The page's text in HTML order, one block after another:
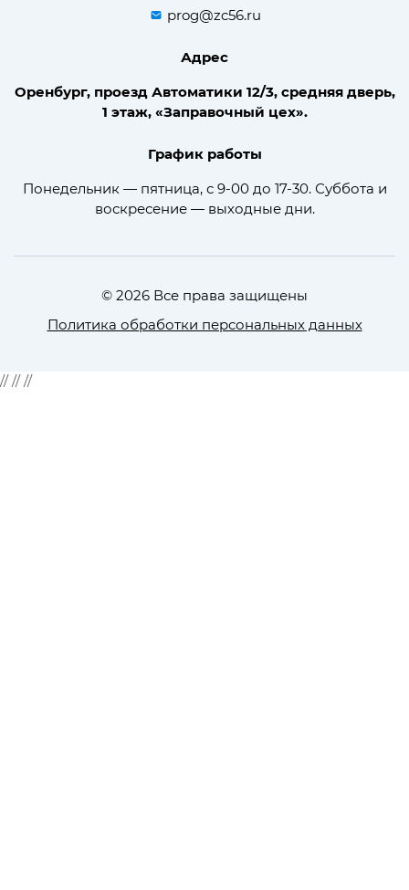
prog@zc56.ru
Адрес
Оренбург, проезд Автоматики 12/3, средняя дверь,
1 этаж, «Заправочный цех».
График работы
Понедельник — пятница, с 9-00 до 17-30. Суббота и
воскресение — выходные дни.
© 2026 Все права защищены
Политика обработки персональных данных
//////